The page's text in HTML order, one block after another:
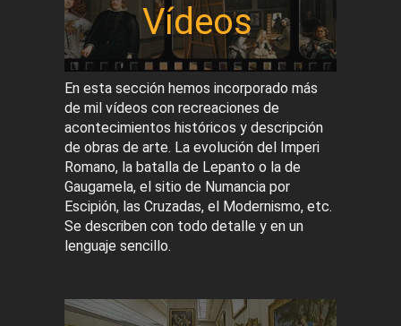
Vídeos
En esta sección hemos incorporado más
de mil vídeos con recreaciones de
acontecimientos históricos y descripción
de obras de arte. La evolución del Imperi
Romano, la batalla de Lepanto o la de
Gaugamela, el sitio de Numancia por
Escipión, las Cruzadas, el Modernismo, etc.
Se describen con todo detalle y en un
lenguaje sencillo.